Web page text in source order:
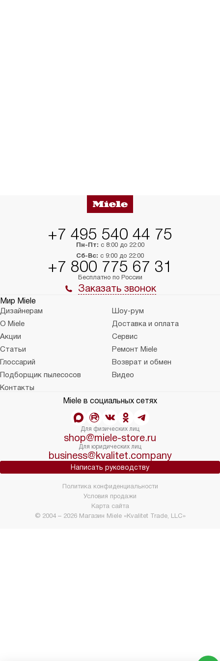
+7 495 540 44 75
Пн-Пт: с 8:00 до 22:00
Сб-Вс: с 9:00 до 22:00
+7 800 775 67 31
Бесплатно по России
Заказать звонок
Мир Miele
Дизайнерам
Шоу-рум
О Miele
Доставка и оплата
Акции
Сервис
Статьи
Ремонт Miele
Глоссарий
Возврат и обмен
Подборщик пылесосов
Видео
Контакты
Miele в социальных сетях
Для физических лиц
shop@miele-store.ru
Для юридических лиц
business@kvalitet.company
Написать руководству
© 2004 – 2026 Магазин Miele «Kvalitet Trade, LLC»
Политика конфиденциальности
Условия продажи
Карта сайта